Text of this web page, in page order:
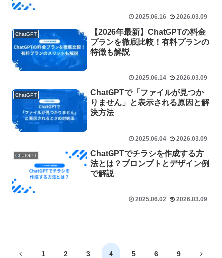
2025.06.16 2026.03.09
ChatGPT
【2026年最新】ChatGPTの料金
プランを徹底比較！有料プランの
特徴も解説
2025.06.14 2026.03.09
ChatGPT
ChatGPTで「ファイルが見つか
りません」と表示される原因と解
決方法
2025.06.04 2026.03.09
ChatGPT
ChatGPTでチラシを作成する方
法とは？プロンプトとデザイン例
で解説
2025.06.02 2026.03.09
前 1 2 3 4 5 6 9 次